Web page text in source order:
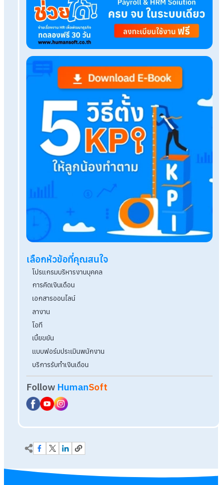
Tags:
เรื่องที่คุณอาจสนใจ
จัดการงาน Payroll ต้นปีไม่สะดุด ให้บริการรับทำเงิ
ดูแล
ซื้อโปรแกรมคิดเงินเดือนรองรับ ภงด.1ก จัดการงา